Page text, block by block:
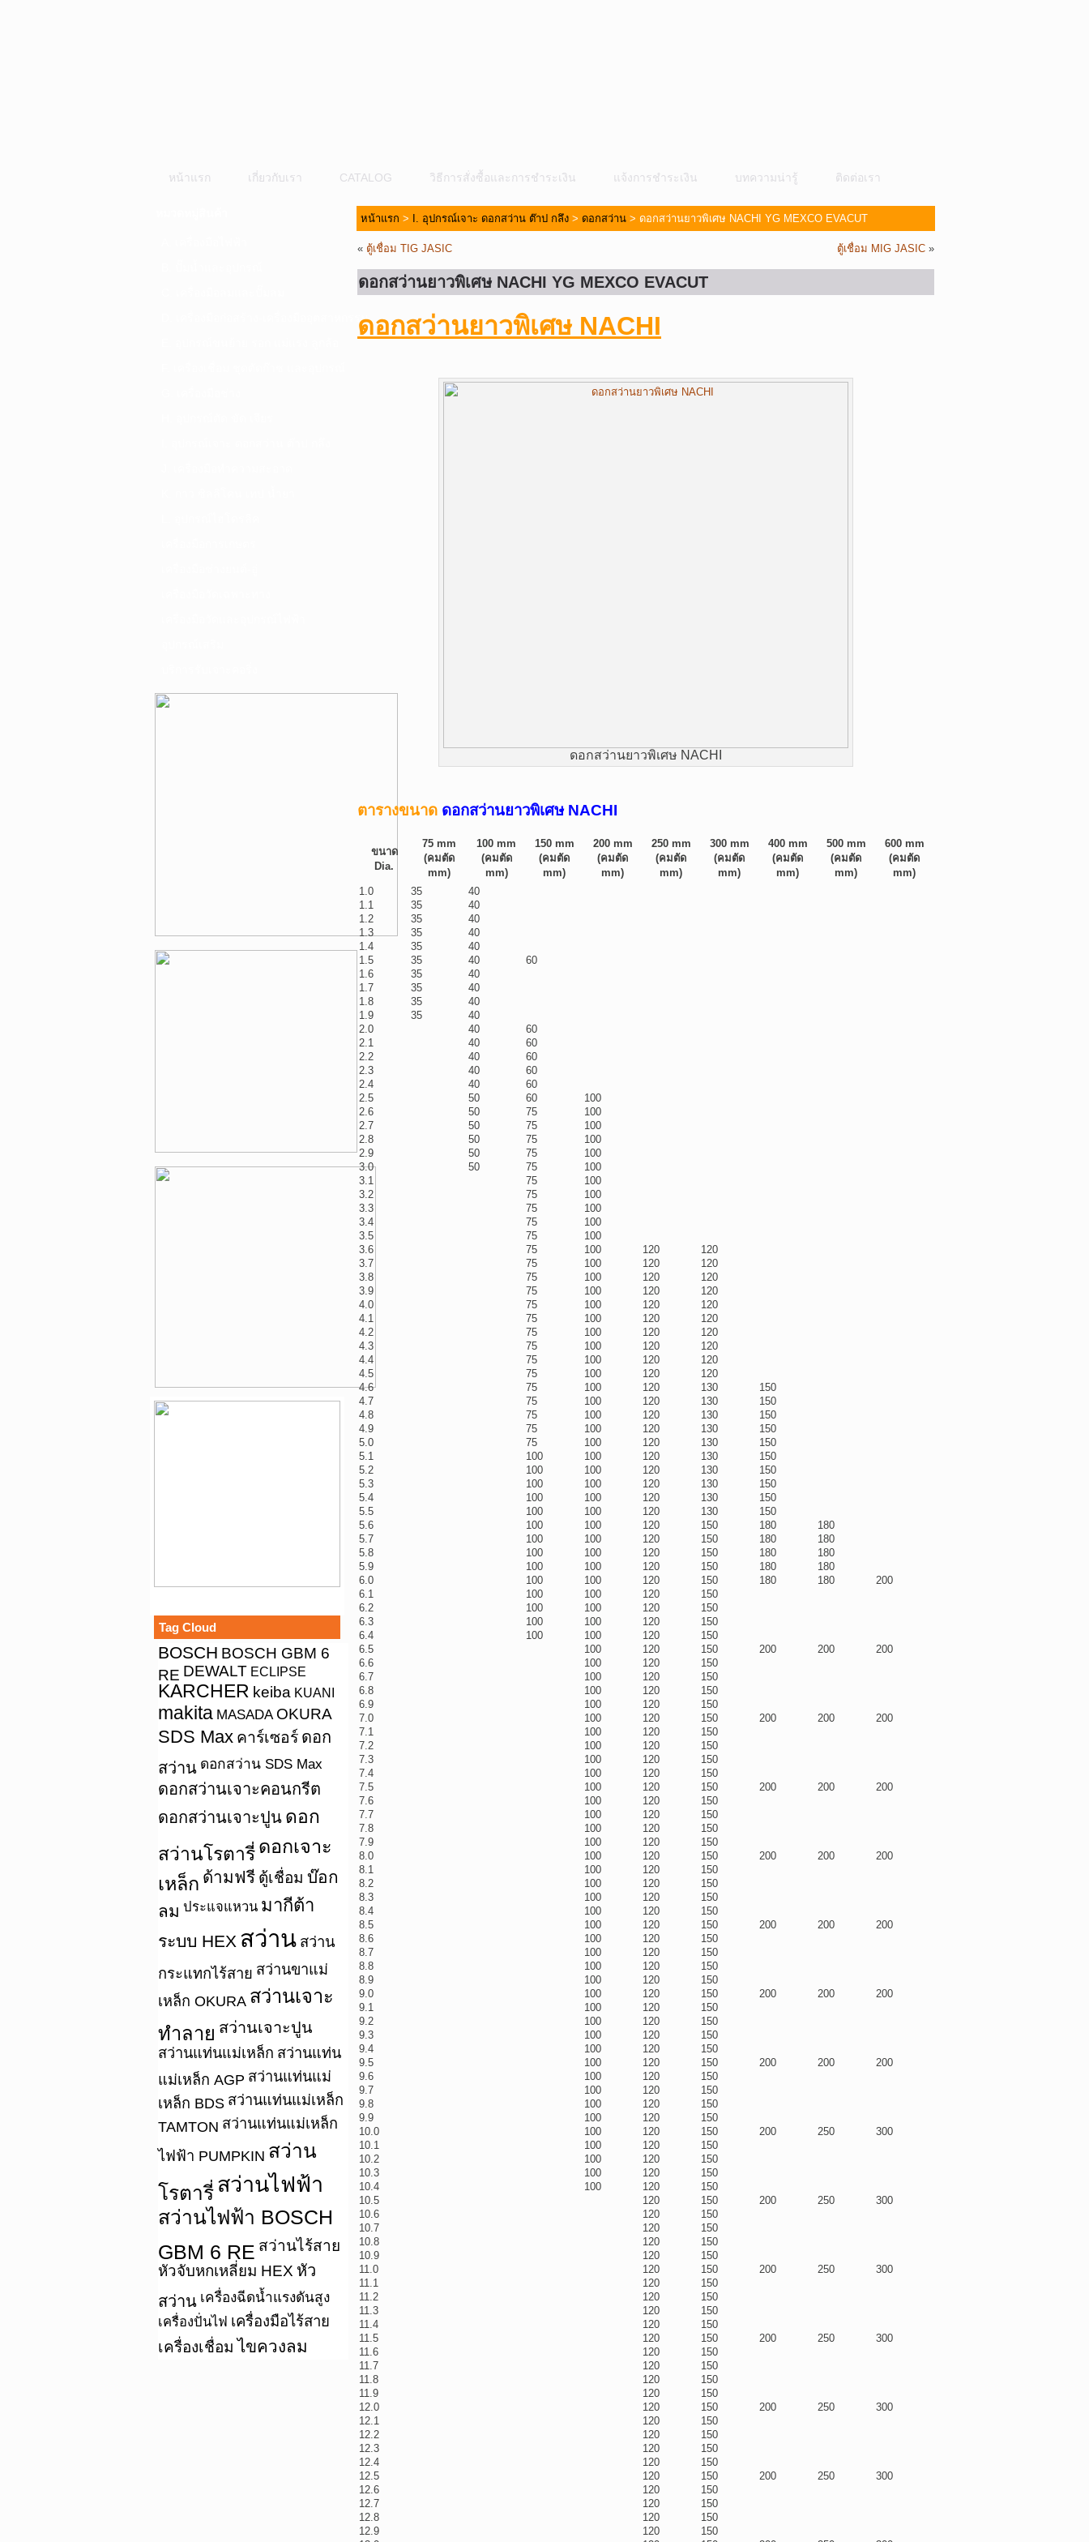
หน้าแรก เกี่ยวกับเรา CATALOG วิธีการสั่งซื้อและการชำระเงิน แจ้งการชำระเงิน บทความน่ารู้ ติดต่อเรา
D. เครื่องมือก่อสร้าง-เครื่องมืออุตสาหกรรม
Tag Cloud
BOSCH BOSCH GBM 6
RE DEWALT ECLIPSE
KARCHER keiba KUANI
makita MASADA OKURA
SDS Max คาร์เซอร์ ดอก
สว่าน ดอกสว่าน SDS Max
ดอกสว่านเจาะคอนกรีต
ดอกสว่านเจาะปูน ดอก
สว่านโรตารี่ ดอกเจาะ
เหล็ก ด้ามฟรี ตู้เชื่อม บ๊อก
ลม ประแจแหวน มากีต้า
ระบบ HEX สว่าน สว่าน
กระแทกไร้สาย สว่านขาแม่
เหล็ก OKURA สว่านเจาะ
ทำลาย สว่านเจาะปูน
สว่านแท่นแม่เหล็ก สว่านแท่น
แม่เหล็ก AGP สว่านแท่นแม่
เหล็ก BDS สว่านแท่นแม่เหล็ก
TAMTON สว่านแท่นแม่เหล็ก
ไฟฟ้า PUMPKIN สว่าน
โรตารี่ สว่านไฟฟ้า
สว่านไฟฟ้า BOSCH
GBM 6 RE สว่านไร้สาย
หัวจับหกเหลี่ยม HEX หัว
สว่าน เครื่องฉีดน้ำแรงดันสูง
เครื่องปั่นไฟ เครื่องมือไร้สาย
เครื่องเชื่อม ไขควงลม
หน้าแรก > I. อุปกรณ์เจาะ ดอกสว่าน ต๊าป กลึง > ดอกสว่าน > ดอกสว่านยาวพิเศษ NACHI YG MEXCO EVACUT
« ตู้เชื่อม TIG JASIC ตู้เชื่อม MIG JASIC »
ดอกสว่านยาวพิเศษ NACHI YG MEXCO EVACUT
ดอกสว่านยาวพิเศษ NACHI
ดอกสว่านยาวพิเศษ NACHI
ตารางขนาด ดอกสว่านยาวพิเศษ NACHI
ขนาด
Dia.
75 mm
(คมตัด
mm)
100 mm
(คมตัด
mm)
150 mm
(คมตัด
mm)
200 mm
(คมตัด
mm)
250 mm
(คมตัด
mm)
300 mm
(คมตัด
mm)
400 mm
(คมตัด
mm)
500 mm
(คมตัด
mm)
600 mm
(คมตัด
mm)
1.0
35
40
1.1
35
40
1.2
35
40
1.3
35
40
1.4
35
40
1.5
35 40
60
1.6
35
40
1.7
35
40
1.8
35
40
1.9
35
40
2.0
40
60
2.1
40
60
2.2
40
60
2.3
40
60
2.4
40
60
2.5
50 60
100
2.6
50 75
100
2.7
50 75
100
2.8
50 75
100
2.9
50 75
100
3.0
50 75
100
3.1
75
100
3.2
75
100
3.3
75
100
3.4
75
100
3.5
75
100
3.6
75 100 120
120
3.7
75 100 120
120
3.8
75 100 120
120
3.9
75 100 120
120
4.0
75 100 120
120
4.1
75 100 120
120
4.2
75 100 120
120
4.3
75 100 120
120
4.4
75 100 120
120
4.5
75 100 120
120
4.6
75 100 120 130
150
4.7
75 100 120 130
150
4.8
75 100 120 130
150
4.9
75 100 120 130
150
5.0
75 100 120 130
150
5.1
100 100 120 130
150
5.2
100 100 120 130
150
5.3
100 100 120 130
150
5.4
100 100 120 130
150
5.5
100 100 120 130
150
5.6
100 100 120 150 180
180
5.7
100 100 120 150 180
180
5.8
100 100 120 150 180
180
5.9
100 100 120 150 180
180
6.0
100 100 120 150 180 180
200
6.1
100 100 120
150
6.2
100 100 120
150
6.3
100 100 120
150
6.4
100 100 120
150
6.5
100 120 150 200 200
200
6.6
100 120
150
6.7
100 120
150
6.8
100 120
150
6.9
100 120
150
7.0
100 120 150 200 200
200
7.1
100 120
150
7.2
100 120
150
7.3
100 120
150
7.4
100 120
150
7.5
100 120 150 200 200
200
7.6
100 120
150
7.7
100 120
150
7.8
100 120
150
7.9
100 120
150
8.0
100 120 150 200 200
200
8.1
100 120
150
8.2
100 120
150
8.3
100 120
150
8.4
100 120
150
8.5
100 120 150 200 200
200
8.6
100 120
150
8.7
100 120
150
8.8
100 120
150
8.9
100 120
150
9.0
100 120 150 200 200
200
9.1
100 120
150
9.2
100 120
150
9.3
100 120
150
9.4
100 120
150
9.5
100 120 150 200 200
200
9.6
100 120
150
9.7
100 120
150
9.8
100 120
150
9.9
100 120
150
10.0
100 120 150 200 250
300
10.1
100 120
150
10.2
100 120
150
10.3
100 120
150
10.4
100 120
150
10.5
120 150 200 250
300
10.6
120
150
10.7
120
150
10.8
120
150
10.9
120
150
11.0
120 150 200 250
300
11.1
120
150
11.2
120
150
11.3
120
150
11.4
120
150
11.5
120 150 200 250
300
11.6
120
150
11.7
120
150
11.8
120
150
11.9
120
150
12.0
120 150 200 250
300
12.1
120
150
12.2
120
150
12.3
120
150
12.4
120
150
12.5
120 150 200 250
300
12.6
120
150
12.7
120
150
12.8
120
150
12.9
120
150